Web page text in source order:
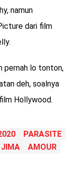
namun
dari film
pernah lo tonton,
deh, soalnya
Hollywood.
PARASITE
JIMA AMOUR